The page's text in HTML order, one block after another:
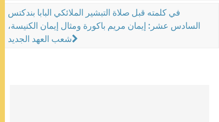
في كلمته قبل صلاة التبشير الملائكي البابا بندكتس
السادس عشر: إيمان مريم باكورة ومثال إيمان الكنيسة،
شعب العهد الجديد